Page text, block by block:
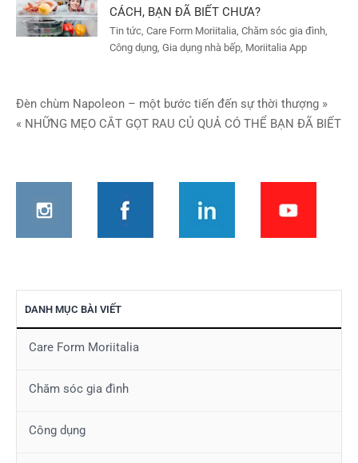
CÁCH, BẠN ĐÃ BIẾT CHƯA?
Tin tức, Care Form Moriitalia, Chăm sóc gia đình,
Công dụng, Gia dụng nhà bếp, Moriitalia App
Điều
viết
Đèn chùm Napoleon – một bước tiến đến sự thời thượng »
« NHỮNG MẸO CẮT GỌT RAU CỦ QUẢ CÓ THỂ BẠN ĐÃ BIẾT
DANH MỤC BÀI VIẾT
Care Form Moriitalia
Chăm sóc gia đình
Công dụng